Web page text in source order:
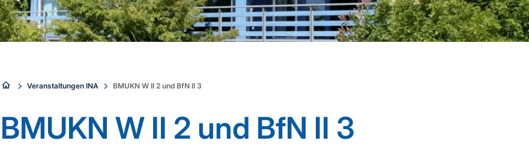
Sie
sind
hier:
Veranstaltungen INA BMUKN W II 2 und BfN II 3
BMUKN W II 2 und BfN II 3